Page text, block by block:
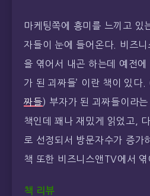
마케팅쪽에 흥미를 느끼고 있
자들이 눈에 들어온다. 비즈
을 엮어서 내곤 하는데 예전에
가 된 괴짜들’ 이란 책이 있다.
짜들) 부자가 된 괴짜들이라
책인데 꽤나 재밌게 읽었고,
로 선정되서 방문자수가 증가
책 또한 비즈니스앤TV에서 엮
책 리뷰